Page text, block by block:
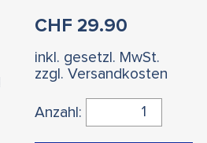
CHF 29.90
inkl. gesetzl. MwSt.
zzgl. Versandkosten
Anzahl: